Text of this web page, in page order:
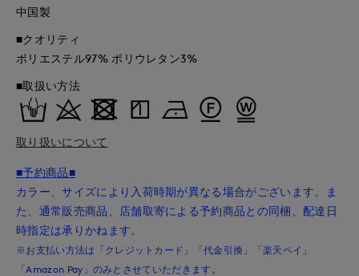
中国製
■クオリティ
ポリエステル97% ポリウレタン3%
■取扱い方法
取り扱いについて
■予約商品■
カラー、サイズにより入荷時期が異なる場合がございます。ま
た、通常販売商品、店舗取寄による予約商品との同梱、配達日
時指定は承りかねます。
※お支払い方法は「クレジットカード」「代金引換」「楽天ペイ」
「Amazon Pay」のみとさせていただきます。